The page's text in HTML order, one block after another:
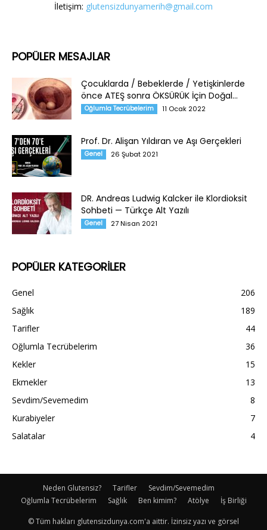
İletişim: glutensizdunyamerih@gmail.com
POPÜLER MESAJLAR
Çocuklarda / Bebeklerde / Yetişkinlerde
önce ATEŞ sonra ÖKSÜRÜK İçin Doğal...
Oğlumla Tecrübelerim 11 Ocak 2022
Prof. Dr. Alişan Yıldıran ve Aşı Gerçekleri
Genel 26 Şubat 2021
DR. Andreas Ludwig Kalcker ile Klordioksit
Sohbeti — Türkçe Alt Yazılı
Genel 27 Nisan 2021
POPÜLER KATEGORİLER
Genel
206
Sağlık
189
Tarifler
44
Oğlumla Tecrübelerim
36
Kekler
15
Ekmekler
13
Sevdim/Sevemedim
8
Kurabiyeler
7
Salatalar
4
Neden Glutensiz? Tarifler
Sevdim/Sevemedim
Oğlumla Tecrübelerim
Sağlık Ben kimim? Atölye İş Birliği
© Tüm hakları glutensizdunya.com'a aittir. İzinsiz yazı ve görsel